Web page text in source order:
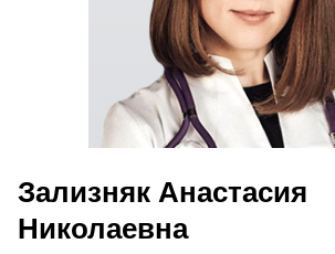
Зализняк Анастасия
Николаевна